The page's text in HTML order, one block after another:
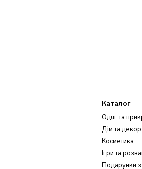
Каталог
Одяг та
Дім та декор
Косметика
Ігри та
Подарунки з